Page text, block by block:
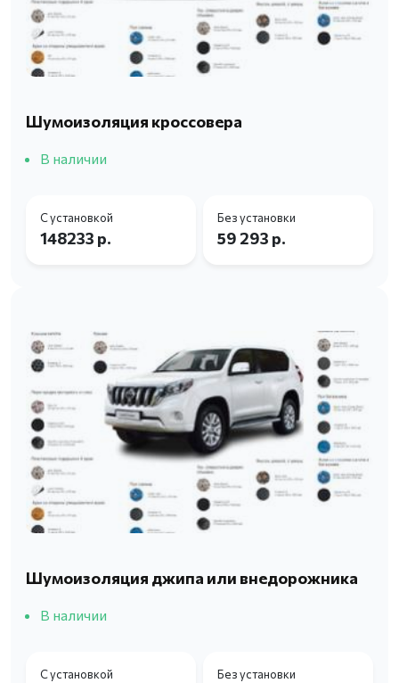
Шумоизоляция кроссовера
В наличии
С установкой
148233 р.
Без установки
59 293 р.
Шумоизоляция джипа или внедорожника
В наличии
С установкой Без установки